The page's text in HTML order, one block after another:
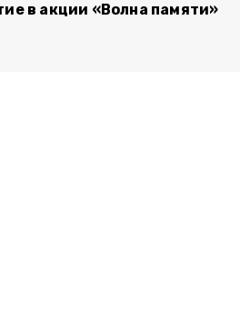
в акции «Волна памяти»